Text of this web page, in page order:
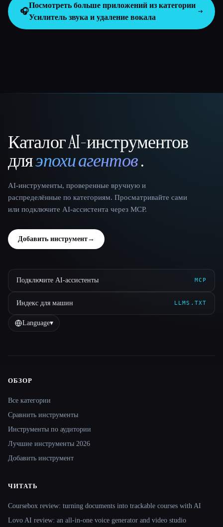
🎧
Посмотреть больше приложений из категории
Усилитель звука и удаление вокала
That AI Collection
Каталог AI-инструментов
дляэпохи агентов.
AI-инструменты, проверенные вручную и
распределённые по категориям. Просматривайте сами
или подключите AI-ассистента через MCP.
Добавить инструмент→
Подключите AI-ассистенты MCP
Индекс для машин LLMS.TXT
Language▾
Site navigation
ОБЗОР
Все категории
Сравнить инструменты
Инструменты по аудитории
Лучшие инструменты 2026
Добавить инструмент
ЧИТАТЬ
Coursebox review: turning documents into trackable courses with AI
Lovo AI review: an all-in-one voice generator and video studio